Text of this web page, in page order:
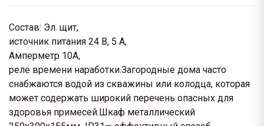
Состав: Эл. щит,
источник питания 24 В, 5 А,
Амперметр 10А,
реле времени наработки.Загородные дома часто
снабжаются водой из скважины или колодца, которая
может содержать широкий перечень опасных для
здоровья примесей.Шкаф металлический